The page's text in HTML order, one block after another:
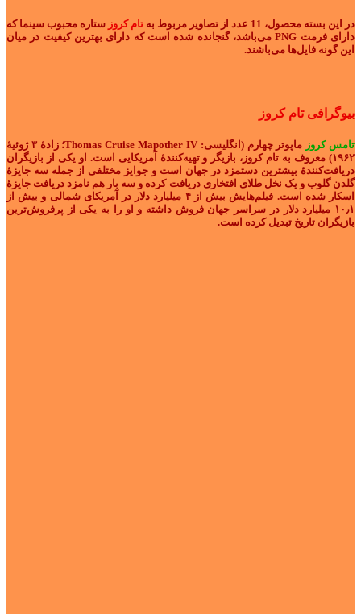
در این بسته محصول، 11 عدد از تصاویر مربوط به تام کروز ستاره محبوب سینما که
دارای فرمت PNG می‌باشد، گنجانده شده است که دارای بهترین کیفیت در میان
این گونه فایل‌ها می‌باشند.
بیوگرافی تام کروز
تامس کروز
ماپوتر چهارم (انگلیسی: Thomas Cruise Mapother IV؛ زادهٔ ۳ ژوئیهٔ
۱۹۶۲) معروف به تام کروز، بازیگر و تهیه‌کنندهٔ آمریکایی است. او یکی از بازیگران
دریافت‌کنندهٔ بیشترین دستمزد در جهان است و جوایز مختلفی از جمله سه جایزهٔ
گلدن گلوب و یک نخل طلای افتخاری دریافت کرده و سه بار هم نامزد دریافت جایزهٔ
اسکار شده‌ است. فیلم‌هایش بیش از ۴ میلیارد دلار در آمریکای شمالی و بیش از
۱۰٫۱ میلیارد دلار در سراسر جهان فروش داشته و او را به یکی از پرفروش‌ترین
بازیگران تاریخ تبدیل کرده‌ است.